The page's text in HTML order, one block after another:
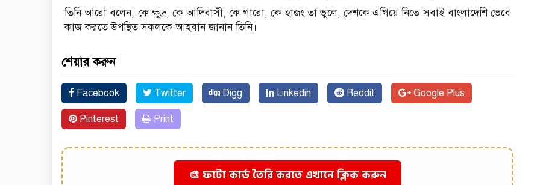
তিনি আরো বলেন, কে ক্ষুদ্র, কে আদিবাসী, কে গারো, কে হাজং তা ভুলে, দেশকে এগিয়ে নিতে সবাই বাংলাদেশি ভেবে
কাজ করতে উপস্থিত সকলকে আহবান জানান তিনি।
শেয়ার করুন
Facebook Twitter Digg Linkedin Reddit Google Plus
Pinterest Print
🎨 ফটো কার্ড তৈরি করতে এখানে ক্লিক করুন